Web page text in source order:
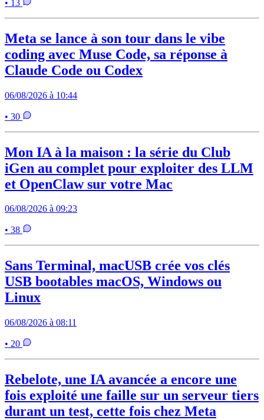
• 13
Meta se lance à son tour dans le vibe
coding avec Muse Code, sa réponse à
Claude Code ou Codex
06/08/2026 à 10:44
• 30
Mon IA à la maison : la série du Club
iGen au complet pour exploiter des LLM
et OpenClaw sur votre Mac
06/08/2026 à 09:23
• 38
Sans Terminal, macUSB crée vos clés
USB bootables macOS, Windows ou
Linux
06/08/2026 à 08:11
• 20
Rebelote, une IA avancée a encore une
fois exploité une faille sur un serveur tiers
durant un test, cette fois chez Meta